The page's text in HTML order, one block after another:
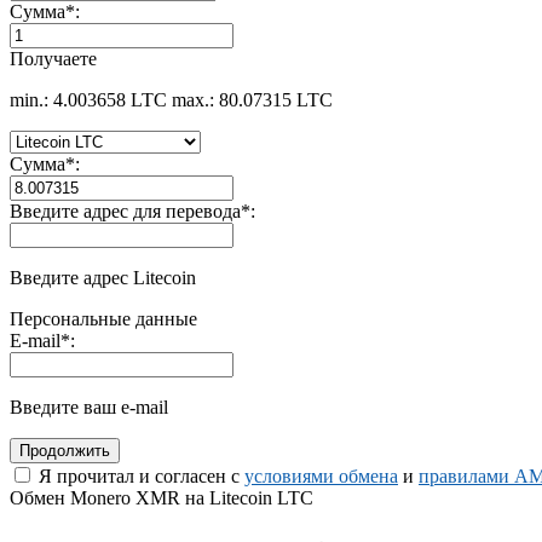
Сумма*:
Получаете
min.: 4.003658 LTC max.: 80.07315 LTC
Сумма*:
Введите адрес для перевода*:
Введите адрес Litecoin
Персональные данные
E-mail*:
Введите ваш e-mail
Я прочитал и согласен с условиями обмена и правилами
Обмен Monero XMR на Litecoin LTC